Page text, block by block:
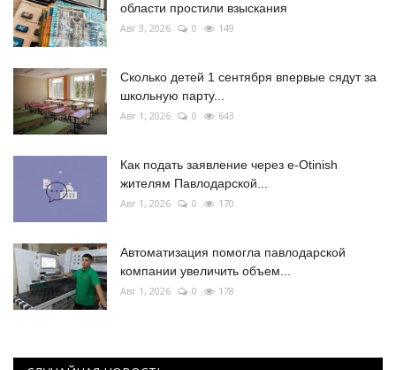
области простили взыскания
Авг 3, 2026 0 149
Сколько детей 1 сентября впервые сядут за
школьную парту...
Авг 1, 2026 0 643
Как подать заявление через e-Otinish
жителям Павлодарской...
Авг 1, 2026 0 170
Автоматизация помогла павлодарской
компании увеличить объем...
Авг 1, 2026 0 178